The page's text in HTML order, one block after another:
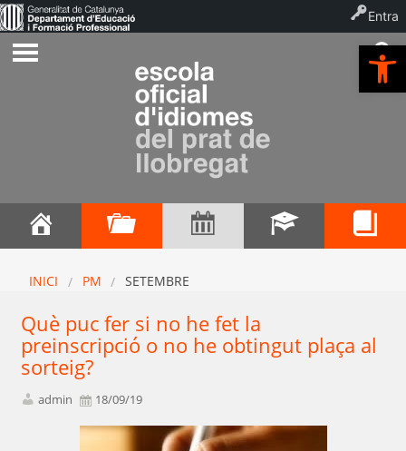
INICI PM SETEMBRE
Què puc fer si no he fet la
preinscripció o no he obtingut plaça al
sorteig?
admin 18/09/19
Entra